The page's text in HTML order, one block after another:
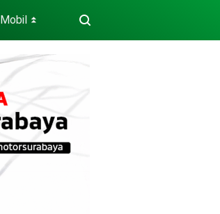
Mobil ⏬